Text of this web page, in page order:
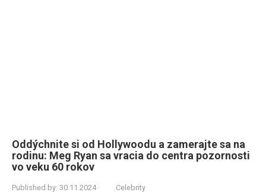
Oddýchnite si od Hollywoodu a zamerajte sa na
rodinu: Meg Ryan sa vracia do centra pozornosti
vo veku 60 rokov
Published by: 30.11.2024 Celebrity